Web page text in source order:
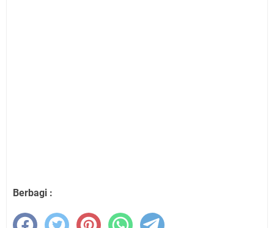
Berbagi :